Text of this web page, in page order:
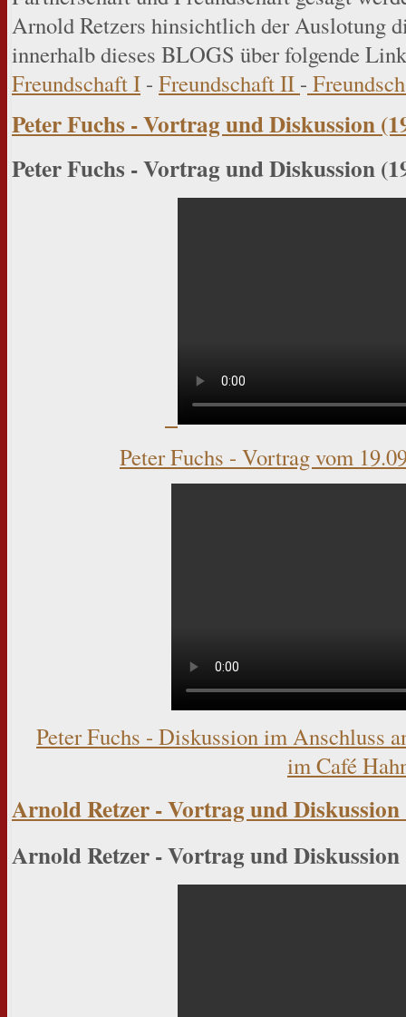
Arnold Retzers hinsichtlich der Auslotung
innerhalb dieses BLOGS über folgende
Freundschaft I - Freundschaft II -
Peter Fuchs - Vortrag und Diskussion
Peter Fuchs - Vortrag und Diskussion
Peter Fuchs - Vortrag vom
Peter Fuchs - Diskussion im Anschluss
im Café
Arnold Retzer - Vortrag und Diskussion
Arnold Retzer - Vortrag und Diskussion